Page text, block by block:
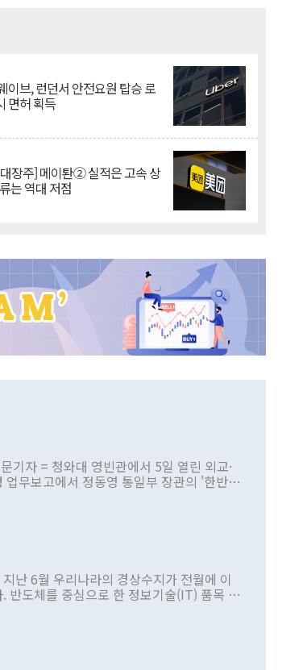
이브, 런던서 안전요원 탑승 로
면허 획득
장주] 메이퇀② 실적은 고속 상
는 역대 저점
기자 = 청와대 영빈관에서 5일 열린 외교·
업무보고에서 정동영 통일부 장관의 '한반도
지 않은 사안을 정책으로 추진하겠다고 공
구상'이라는 비판을 내놨다. 그동안 정 장
를 빚은 적은 여러 번 있지만 대통령과 유
적 입장을 표명한 것은 이례적이다. 정 장
을 제어해야 한다는 목소리도 높아지고 있
난 6월 우리나라의 경상수지가 전월에 이
반도체를 중심으로 한 정보기술(IT) 품목 수